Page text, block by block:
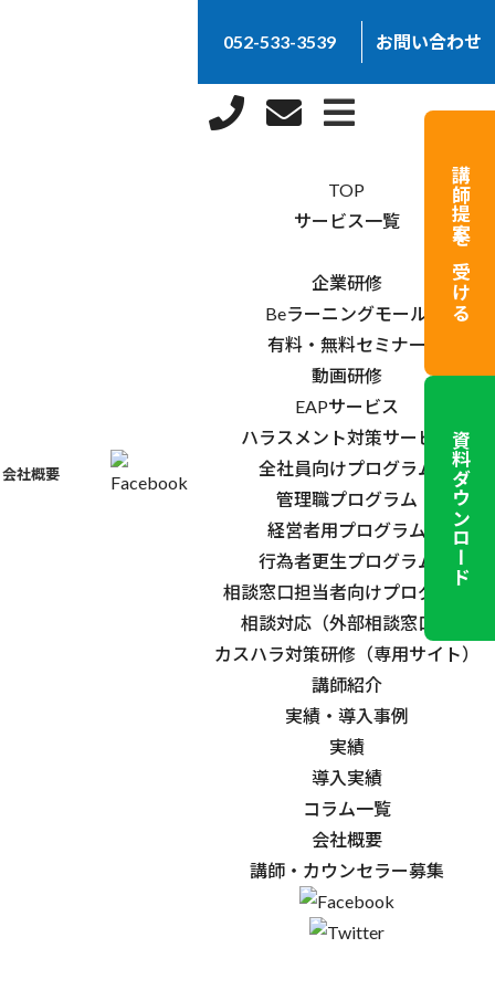
会社概要
052-533-3539 お問い合わせ
TOP
サービス一覧
企業研修
Beラーニングモール
有料・無料セミナー
動画研修
EAPサービス
ハラスメント対策サービス
全社員向けプログラム
管理職プログラム
経営者用プログラム
行為者更生プログラム
相談窓口担当者向けプログラム
相談対応（外部相談窓口）
カスハラ対策研修（専用サイト）
講師紹介
実績・導入事例
実績
導入実績
コラム一覧
会社概要
講師・カウンセラー募集
講師提案を受ける
資料ダウンロード